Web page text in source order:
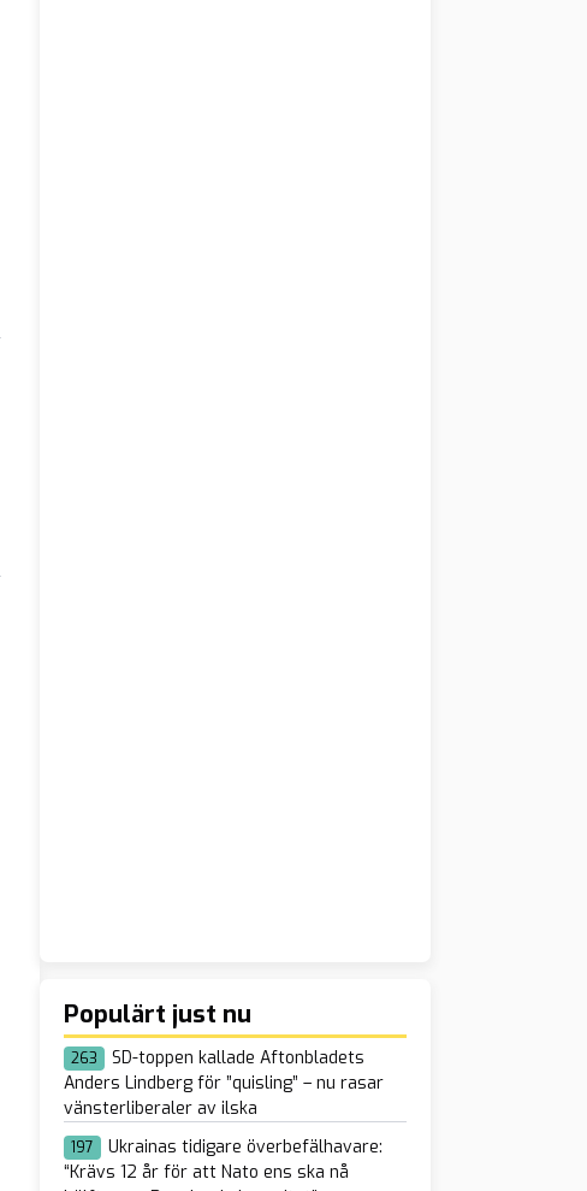
Populärt just nu
263
SD-toppen kallade Aftonbladets
Anders Lindberg för ”quisling” – nu rasar
vänsterliberaler av ilska
197
Ukrainas tidigare överbefälhavare:
“Krävs 12 år för att Nato ens ska nå